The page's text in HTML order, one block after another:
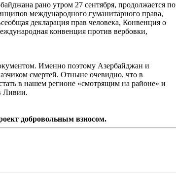
рано утром 27 сентября, продолжается по
международного гуманитарного права,
декларация прав человека, Конвенция о
конвенция против вербовки,
Именно поэтому Азербайджан и
смертей. Отныне очевидно, что в
в нашем регионе «смотрящим на районе» и
Ливии.
добровольным взносом.